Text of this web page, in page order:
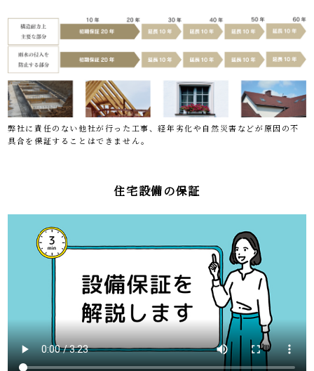
弊社に責任のない他社が行った工事、経年劣化や自然災害などが原因の不
具合を保証することはできません。
住宅設備の保証